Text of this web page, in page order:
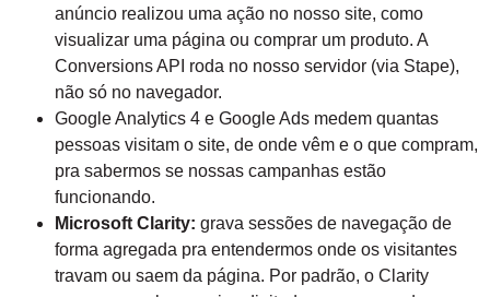
anúncio realizou uma ação no nosso site, como
visualizar uma página ou comprar um produto. A
Conversions API roda no nosso servidor (via Stape),
não só no navegador.
Google Analytics 4 e Google Ads medem quantas
pessoas visitam o site, de onde vêm e o que compram,
pra sabermos se nossas campanhas estão
funcionando.
Microsoft Clarity: grava sessões de navegação de
forma agregada pra entendermos onde os visitantes
travam ou saem da página. Por padrão, o Clarity